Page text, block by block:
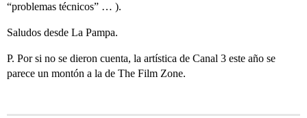
“problemas técnicos” … ).
Saludos desde La Pampa.
P. Por si no se dieron cuenta, la artística de Canal 3 este año se
parece un montón a la de The Film Zone.